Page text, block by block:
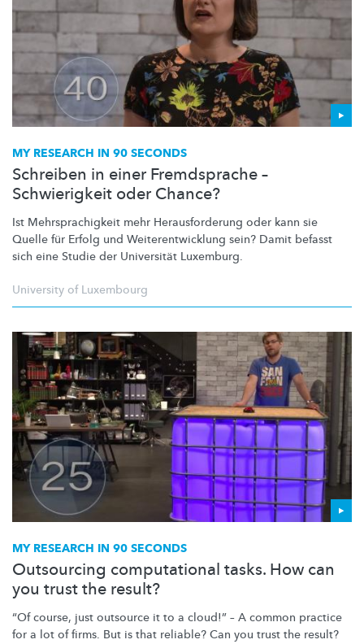
MY RESEARCH IN 90 SECONDS
Schreiben in einer Fremdsprache –
Schwierigkeit oder Chance?
Ist Mehrsprachigkeit mehr Herausforderung oder kann sie
Quelle für Erfolg und Weiterentwicklung sein? Damit befasst
sich eine Studie der Universität Luxemburg.
University of Luxembourg
MY RESEARCH IN 90 SECONDS
Outsourcing computational tasks. How can
you trust the result?
“Of course, just outsource it to a cloud!” – A common practice
for a lot of firms. But is that reliable? Can you trust the result?